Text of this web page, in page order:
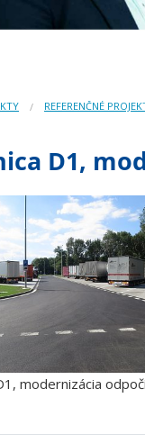
REFERENČNÉ
D1,
modernizácia